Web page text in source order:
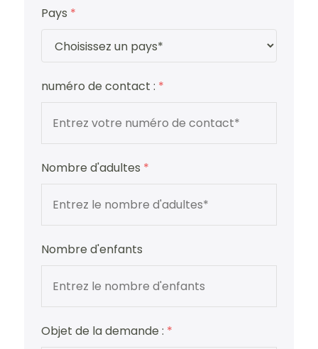
Pays *
numéro de contact : *
Nombre d'adultes *
Nombre d'enfants
Objet de la demande : *